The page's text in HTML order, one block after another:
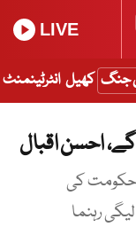
LIVE
جنگ کھیل انٹرٹینمنٹ
احسن اقبال
حکومت کی
رہنما